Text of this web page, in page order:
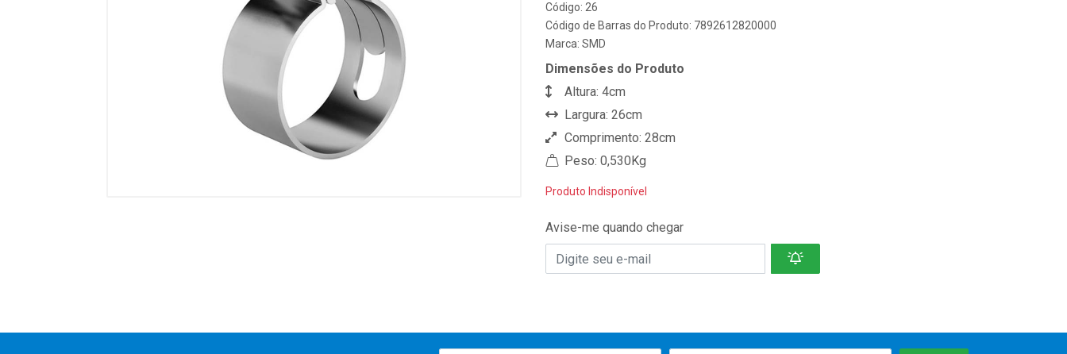
Código: 26
Código de Barras do Produto: 7892612820000
Marca: SMD
Dimensões do Produto
Altura: 4cm
Largura: 26cm
Comprimento: 28cm
Peso: 0,530Kg
Produto Indisponível
Avise-me quando chegar